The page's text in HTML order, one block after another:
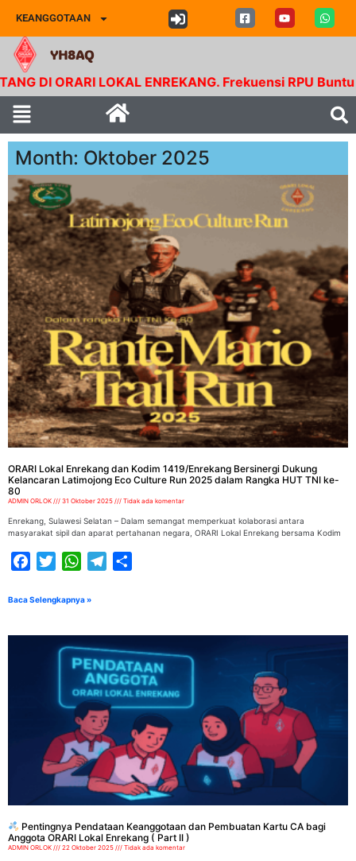
KEANGGOTAAN
YH8AQ
ORARI LOKAL ENREKANG. Frekuensi RPU Buntu
Month: Oktober 2025
ORARI Lokal Enrekang dan Kodim 1419/Enrekang Bersinergi Dukung
Kelancaran Latimojong Eco Culture Run 2025 dalam Rangka HUT TNI ke-
80
ADMIN ORLOK 31 Oktober 2025 Tidak ada komentar
Enrekang, Sulawesi Selatan – Dalam semangat memperkuat kolaborasi antara
masyarakat sipil dan aparat pertahanan negara, ORARI Lokal Enrekang bersama Kodim
FacebookTwitterWhatsAppTelegram
Baca Selengkapnya »
Pentingnya Pendataan Keanggotaan dan Pembuatan Kartu CA bagi
Anggota ORARI Lokal Enrekang ( Part II )
ADMIN ORLOK 22 Oktober 2025 Tidak ada komentar